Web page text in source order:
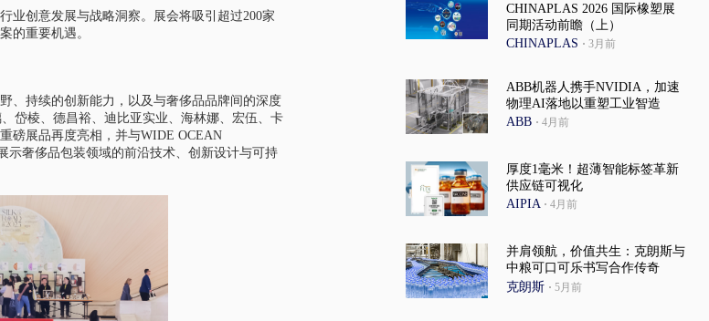
业创意发展与战略洞察。展会将吸引超过200家
的重要机遇。
、持续的创新能力，以及与奢侈品品牌间的深度
岱棱、德昌裕、迪比亚实业、海林娜、宏伍、卡
磅展品再度亮相，并与WIDE OCEAN
示奢侈品包装领域的前沿技术、创新设计与可持
CHINAPLAS 2026 国际橡塑展
同期活动前瞻（上）
CHINAPLAS · 3月前
ABB机器人携手NVIDIA，加速
物理AI落地以重塑工业智造
ABB · 4月前
厚度1毫米！超薄智能标签革新
供应链可视化
AIPIA · 4月前
并肩领航，价值共生：克朗斯与
中粮可口可乐书写合作传奇
克朗斯 · 5月前